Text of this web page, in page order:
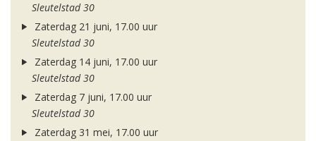
Sleutelstad 30
Zaterdag 21 juni, 17.00 uur
Sleutelstad 30
Zaterdag 14 juni, 17.00 uur
Sleutelstad 30
Zaterdag 7 juni, 17.00 uur
Sleutelstad 30
Zaterdag 31 mei, 17.00 uur